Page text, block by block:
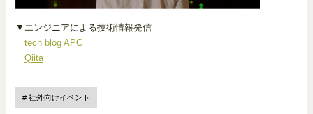
▼エンジニアによる技術情報発信
tech blog APC
Qiita
社外向けイベント